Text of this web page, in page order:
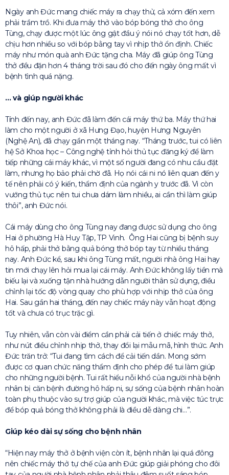
Ngày anh Đức mang chiếc máy ra chạy thử, cả xóm đến xem
phải trầm trồ. Khi đưa máy thở vào bóp bóng thở cho ông
Tùng, chạy được một lúc ông gật đầu ý nói nó chạy tốt hơn, dễ
chịu hơn nhiều so với bóp bằng tay vì nhịp thở ổn định. Chiếc
máy như món quà anh Đức tặng cha. Máy đã giúp ông Tùng
thở đều đặn hơn 4 tháng trời sau đó cho đến ngày ông mất vì
bệnh tình quá nặng.
… và giúp người khác
Tính đến nay, anh Đức đã làm đến cái máy thứ ba. Máy thứ hai
làm cho một người ở xã Hưng Đạo, huyện Hưng Nguyên
(Nghệ An), đã chạy gần một tháng nay. “Tháng trước, tui có liên
hệ Sở Khoa học – Công nghệ tỉnh hỏi thủ tục đăng ký để làm
tiếp những cái máy khác, vì một số người đang có nhu cầu đặt
làm, nhưng họ bảo phải chờ đã. Họ nói cái ni nó liên quan đến y
tế nên phải có ý kiến, thẩm định của ngành y trước đã. Vì còn
vướng thủ tục nên tui chưa dám làm nhiều, ai cần thì làm giúp
thôi”, anh Đức nói.
Cái máy dùng cho ông Tùng nay đang được sử dụng cho ông
Hai ở phường Hà Huy Tập, TP Vinh. Ông Hai cũng bị bệnh suy
hô hấp, phải thở bằng quả bóng thở bóp tay từ nhiều tháng
nay. Anh Đức kể, sau khi ông Tùng mất, người nhà ông Hai hay
tin mới chạy lên hỏi mua lại cái máy. Anh Đức không lấy tiền mà
biếu lại và xuống tận nhà hướng dẫn người thân sử dụng, điều
chỉnh lại tốc độ vòng quay cho phù hợp với nhịp thở của ông
Hai. Sau gần hai tháng, đến nay chiếc máy này vẫn hoạt động
tốt và chưa có trục trặc gì.
Tuy nhiên, vẫn còn vài điểm cần phải cải tiến ở chiếc máy thở,
như nút điều chỉnh nhịp thở, thay đổi lại mẫu mã, hình thức. Anh
Đức trăn trở: “Tui đang tìm cách để cải tiến dần. Mong sớm
được cơ quan chức năng thẩm định cho phép để tui làm giúp
cho những người bệnh. Tui rất hiểu nỗi khổ của người nhà bệnh
nhân bị căn bệnh đường hô hấp ni, sự sống của bệnh nhân hoàn
toàn phụ thuộc vào sự trợ giúp của người khác, mà việc túc trực
để bóp quả bóng thở không phải là điều dễ dàng chi…”.
Giúp kéo dài sự sống cho bệnh nhân
“Hiện nay máy thở ở bệnh viện còn ít, bệnh nhân lại quá đông
nên chiếc máy thở tự chế của anh Đức giúp giải phóng cho đôi